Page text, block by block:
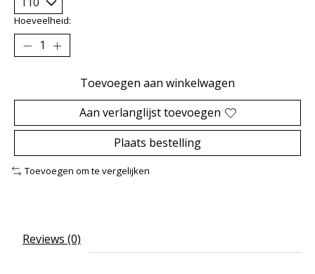
Hoeveelheid:
Toevoegen aan winkelwagen
Aan verlanglijst toevoegen
Plaats bestelling
Toevoegen om te vergelijken
Reviews (0)